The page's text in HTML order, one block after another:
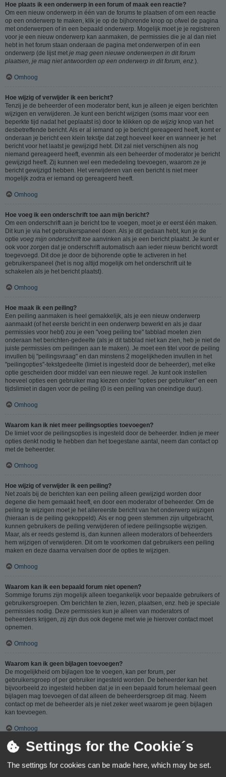
Hoe plaats ik een onderwerp in een forum of maak een reactie?
Om een nieuw onderwerp in één van de forums te plaatsen of om een reactie
op een onderwerp te maken, klik je op de bijhorende knop op ofwel de pagina
met onderwerpen of in een bepaald onderwerp. Mogelijk moet je je registreren
voor je een nieuw onderwerp kan aanmaken, de permissies die je al dan niet
hebt in het forum staan onderaan de pagina met onderwerpen of in een
onderwerp (de lijst met je mag geen nieuwe onderwerpen in dit forum
plaatsen, je mag niet antwoorden op een onderwerp in dit forum, enz. ).
Omhoog
Hoe wijzig of verwijder ik een bericht?
Tenzij je de beheerder of een moderator bent, kun je alleen je eigen berichten
wijzigen en verwijderen. Je kunt een bericht wijzigen (soms maar voor een
beperkte tijd nadat het geplaatst is) door te klikken op de wijzig knop van het
desbetreffende bericht. Als er al iemand op je bericht gereageerd heeft, komt er
onderaan je bericht een klein tekstje dat zegt hoeveel keer en wanneer je het
bericht voor het laatst je gewijzigd hebt. Dit zal niet verschijnen als nog
niemand gereageerd heeft, evenmin als een beheerder of moderator je bericht
gewijzigd heeft. Zij kunnen wel een mededeling toevoegen, waarom ze je
bericht gewijzigd hebben. Het verwijderen van een bericht is niet meer
mogelijk zodra er iemand op gereageerd heeft.
Omhoog
Hoe voeg ik een onderschrift toe aan mijn bericht?
Om een onderschrift aan je bericht toe te voegen, moet je er eerst één maken.
Dit kun je via het gebruikerspaneel doen. Als je dit gedaan hebt, kun je de
optie voeg mijn onderschrift toe aanvinken als je een bericht plaatst. Je kunt er
ook voor zorgen dat je onderschrift automatisch aan ieder nieuw bericht wordt
toegevoegd. Dit doe je door de bijhorende optie te activeren in het
gebruikerspaneel (het is nog altijd mogelijk om het onderschrift uit te
schakelen als je het bericht plaatst).
Omhoog
Hoe maak ik een peiling?
Een peiling aanmaken is heel gemakkelijk, als je een nieuw onderwerp
aanmaakt (of het eerste bericht in een onderwerp bewerkt en als je daar
permissies voor hebt) zou je een "voeg peiling toe" tabblad moeten zien
onderaan het berichten-gedeelte (als je dit tabblad niet kan zien, heb je niet de
juiste permissies om peilingen aan te maken). Je moet een titel voor de peiling
invullen bij "peilingsvraag" en dan minstens 2 mogelijkheden invullen in het
"peilingopties"-tekstgedeelte (limiet is ingesteld door de beheerder), met elke
optie gescheiden door middel van een nieuwe regel. Je kunt ook instellen
hoeveel opties een gebruiker mag kiezen onder "opties per gebruiker" en een
tijdslimiet in dagen voor de peiling (0 is een peiling van oneindige duur).
Omhoog
Waarom kan ik niet meer peilingsopties toevoegen?
De limiet voor de peilingsopties is ingesteld door de beheerder. Indien je meer
opties denkt nodig te hebben dan het toegestane aantal, neem dan contact op
met de beheerder.
Omhoog
Hoe wijzig of verwijder ik een peiling?
Net zoals bij de berichten kan een peiling alleen gewijzigd worden door
degene die hem gemaakt heeft, en door een moderator of beheerder. Om de
peiling te wijzigen moet je het allereerste bericht van het onderwerp wijzigen
(hieraan is de peiling gekoppeld). Als er nog geen stemmen zijn uitgebracht,
kunnen gebruikers de peiling verwijderen of iedere peilingsoptie wijzigen.
Maar, als er reeds gestemd is, dan kunnen alleen moderators of beheerders
hem wijzigen of verwijderen. Dit om te voorkomen dat gebruikers een peiling
maken en deze daarna vervalsen door de opties te wijzigen.
Omhoog
Waarom kan ik een bepaald forum niet openen?
Sommige forums zijn mogelijk alleen toegankelijk voor bepaalde gebruikers of
gebruikersgroepen. Om berichten te zien, lezen, plaatsen, enz. heb je speciale
permissies nodig. Deze permissies kun je alleen van moderators of
beheerders krijgen, zij zijn dus ook degene met wie je hierover contact moet
opnemen.
Omhoog
Waarom kan ik geen bijlagen toevoegen?
De mogelijkheid om bijlagen toe te voegen, kan per forum, per
gebruikersgroep of per gebruiker ingesteld worden. De beheerder kan het
bijvoorbeeld zo ingesteld hebben dat je in een bepaald forum helemaal geen
bijlagen mag toevoegen of dat alleen de beheerdersgroep dit mag. Neem
contact op met de beheerder als je niet zeker weet waarom je geen bijlagen
kan toevoegen.
Omhoog
Waarom ontving ik een waarschuwing?
Op ieder forum gelden specifieke regels, als je één van deze regels (volgens
de beheerder) overtreedt, kun je een waarschuwing ontvangen. Het sturen van
Settings for the Cookie´s
The settings for cookies can be made here, which may be set.